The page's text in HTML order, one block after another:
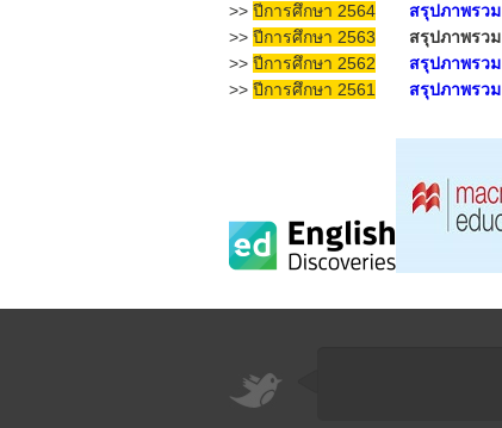
>> ปีการศึกษา 2564
สรุปภาพรวม
>> ปีการศึกษา 2563 สรุปภาพรวม
>> ปีการศึกษา 2562 สรุปภาพรวม
>> ปีการศึกษา 2561 สรุปภาพรวม